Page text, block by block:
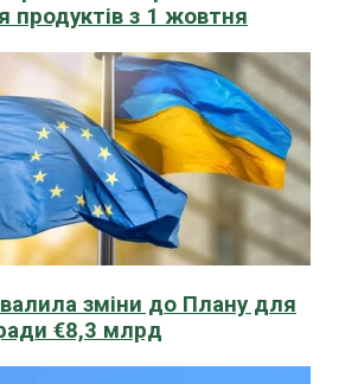
продуктів з 1 жовтня
зміни до Плану для
€8,3 млрд